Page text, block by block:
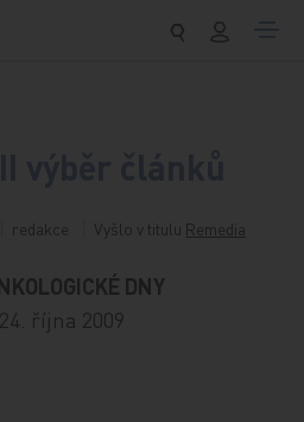
redakce Vyšlo v titulu Remedia
DNY
října 2009